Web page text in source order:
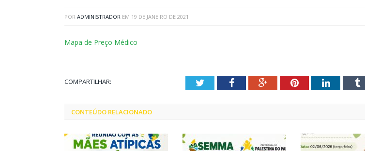
POR ADMINISTRADOR EM 19 DE JANEIRO DE 2021
Mapa de Preço Médico
COMPARTILHAR: TwitterFacebookGoogle+PinterestLinkedIn
CONTEÚDO RELACIONADO